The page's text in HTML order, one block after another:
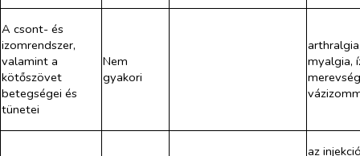
A csont- és
izomrendszer,
valamint a
kötőszövet
betegségei és
tünetei
Nem
gyakori
myalgia,
az